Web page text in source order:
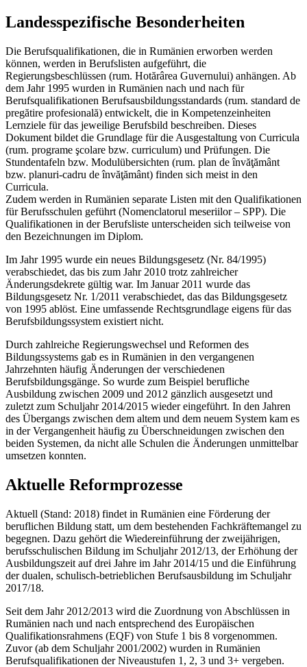
Landesspezifische Besonderheiten
Die Berufsqualifikationen, die in Rumänien erworben werden
können, werden in Berufslisten aufgeführt, die
Regierungsbeschlüssen (rum. Hotărârea Guvernului) anhängen. Ab
dem Jahr 1995 wurden in Rumänien nach und nach für
Berufsqualifikationen Berufsausbildungsstandards (rum. standard de
pregătire profesională) entwickelt, die in Kompetenzeinheiten
Lernziele für das jeweilige Berufsbild beschreiben. Dieses
Dokument bildet die Grundlage für die Ausgestaltung von Curricula
(rum. programe şcolare bzw. curriculum) und Prüfungen. Die
Stundentafeln bzw. Modulübersichten (rum. plan de învăţământ
bzw. planuri-cadru de învăţământ) finden sich meist in den
Curricula.
Zudem werden in Rumänien separate Listen mit den Qualifikationen
für Berufsschulen geführt (Nomenclatorul meseriilor – SPP). Die
Qualifikationen in der Berufsliste unterscheiden sich teilweise von
den Bezeichnungen im Diplom.
Im Jahr 1995 wurde ein neues Bildungsgesetz (Nr. 84/1995)
verabschiedet, das bis zum Jahr 2010 trotz zahlreicher
Änderungsdekrete gültig war. Im Januar 2011 wurde das
Bildungsgesetz Nr. 1/2011 verabschiedet, das das Bildungsgesetz
von 1995 ablöst. Eine umfassende Rechtsgrundlage eigens für das
Berufsbildungssystem existiert nicht.
Durch zahlreiche Regierungswechsel und Reformen des
Bildungssystems gab es in Rumänien in den vergangenen
Jahrzehnten häufig Änderungen der verschiedenen
Berufsbildungsgänge. So wurde zum Beispiel berufliche
Ausbildung zwischen 2009 und 2012 gänzlich ausgesetzt und
zuletzt zum Schuljahr 2014/2015 wieder eingeführt. In den Jahren
des Übergangs zwischen dem altem und dem neuem System kam es
in der Vergangenheit häufig zu Überschneidungen zwischen den
beiden Systemen, da nicht alle Schulen die Änderungen unmittelbar
umsetzen konnten.
Aktuelle Reformprozesse
Aktuell (Stand: 2018) findet in Rumänien eine Förderung der
beruflichen Bildung statt, um dem bestehenden Fachkräftemangel zu
begegnen. Dazu gehört die Wiedereinführung der zweijährigen,
berufsschulischen Bildung im Schuljahr 2012/13, der Erhöhung der
Ausbildungszeit auf drei Jahre im Jahr 2014/15 und die Einführung
der dualen, schulisch-betrieblichen Berufsausbildung im Schuljahr
2017/18.
Seit dem Jahr 2012/2013 wird die Zuordnung von Abschlüssen in
Rumänien nach und nach entsprechend des Europäischen
Qualifikationsrahmens (EQF) von Stufe 1 bis 8 vorgenommen.
Zuvor (ab dem Schuljahr 2001/2002) wurden in Rumänien
Berufsqualifikationen der Niveaustufen 1, 2, 3 und 3+ vergeben.